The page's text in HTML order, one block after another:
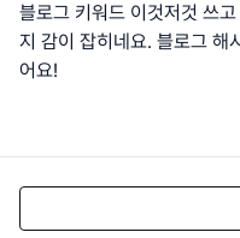
블로그 키워드 이것저것 쓰
지 감이 잡히네요. 블로그 해
어요!